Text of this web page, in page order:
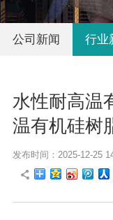
公司新闻 行业
水性耐高温
温有机硅树
发布时间：2025-12-25